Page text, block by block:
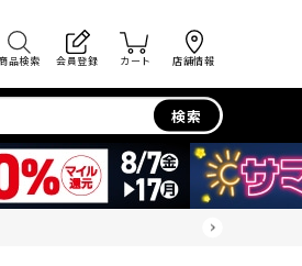
品検索 会員登録 カート 店舗情報
検索